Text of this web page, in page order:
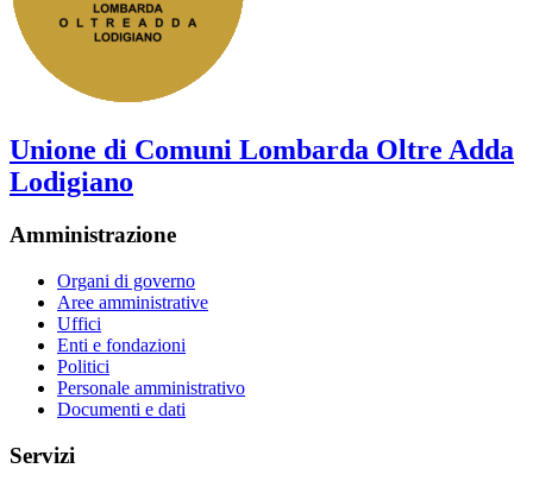
Unione di Comuni Lombarda Oltre Adda
Lodigiano
Amministrazione
Organi di governo
Aree amministrative
Uffici
Enti e fondazioni
Politici
Personale amministrativo
Documenti e dati
Servizi